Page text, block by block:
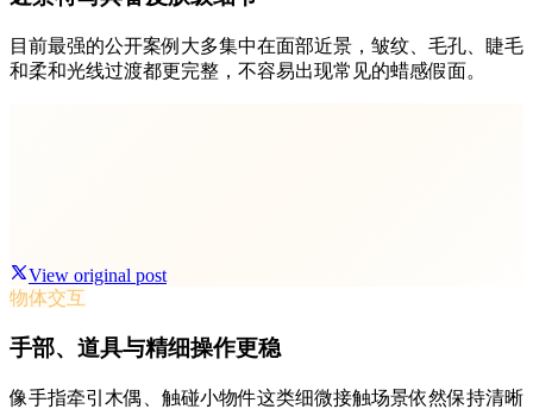
目前最强的公开案例大多集中在面部近景，皱纹、毛孔、睫毛
和柔和光线过渡都更完整，不容易出现常见的蜡感假面。
View original post
物体交互
手部、道具与精细操作更稳
像手指牵引木偶、触碰小物件这类细微接触场景依然保持清晰